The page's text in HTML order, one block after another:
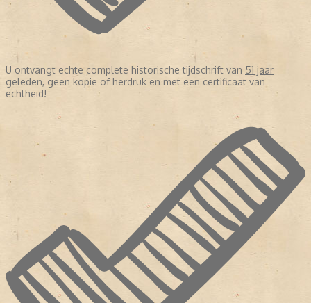
U ontvangt echte complete historische tijdschrift van 51 jaar
geleden, geen kopie of herdruk en met een certificaat van
echtheid!